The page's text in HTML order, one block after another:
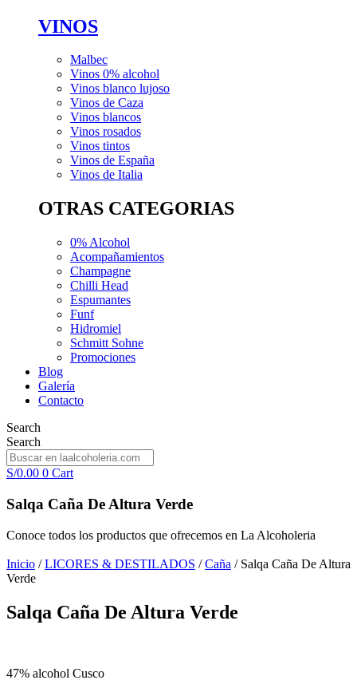
VINOS
Malbec
Vinos 0% alcohol
Vinos blanco lujoso
Vinos de Caza
Vinos blancos
Vinos rosados
Vinos tintos
Vinos de España
Vinos de Italia
OTRAS CATEGORIAS
0% Alcohol
Acompañamientos
Champagne
Chilli Head
Espumantes
Funf
Hidromiel
Schmitt Sohne
Promociones
Blog
Galería
Contacto
Search
Search
S/0.00 0 Cart
Salqa Caña De Altura Verde
Conoce todos los productos que ofrecemos en La Alcoholeria
Inicio /LICORES & DESTILADOS /Caña / Salqa Caña De Altura
Verde
Salqa Caña De Altura Verde
47% alcohol Cusco